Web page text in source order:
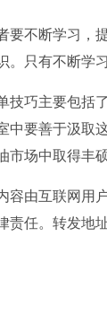
要不断学习，
只有不断学
技巧主要包括
中要善于汲取
场中取得丰硕
容由互联网用
任。转发地址